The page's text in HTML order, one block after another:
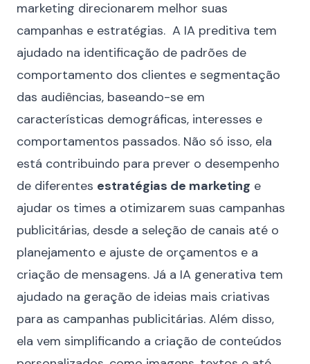
marketing direcionarem melhor suas
campanhas e estratégias. A IA preditiva tem
ajudado na identificação de padrões de
comportamento dos clientes e segmentação
das audiências, baseando-se em
características demográficas, interesses e
comportamentos passados. Não só isso, ela
está contribuindo para prever o desempenho
de diferentes estratégias de marketing e
ajudar os times a otimizarem suas campanhas
publicitárias, desde a seleção de canais até o
planejamento e ajuste de orçamentos e a
criação de mensagens. Já a IA generativa tem
ajudado na geração de ideias mais criativas
para as campanhas publicitárias. Além disso,
ela vem simplificando a criação de conteúdos